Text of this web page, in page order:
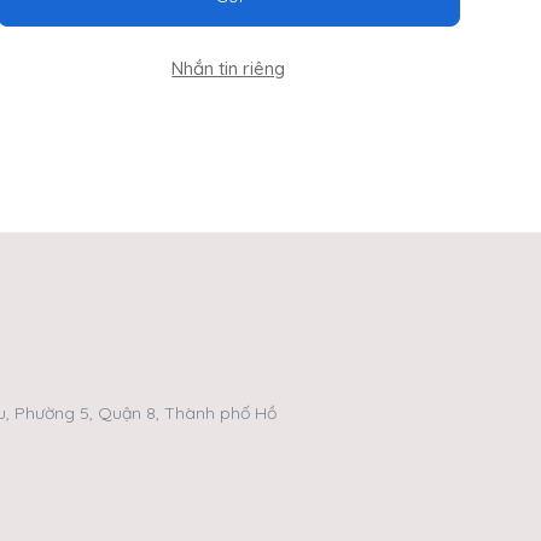
Nhắn tin riêng
Phường 5, Quận 8, Thành phố Hồ